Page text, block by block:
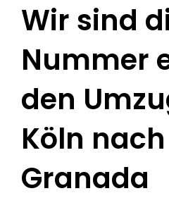
Wir sind
Nummer
den
Köln nach
Granada